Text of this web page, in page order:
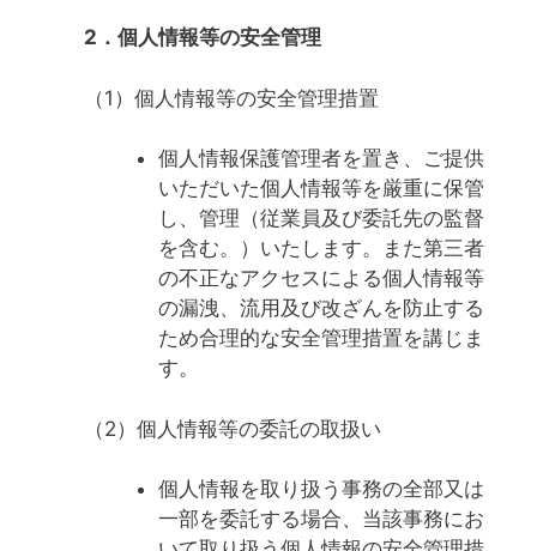
2．個人情報等の安全管理
（1）個人情報等の安全管理措置
個人情報保護管理者を置き、ご提供
いただいた個人情報等を厳重に保管
し、管理（従業員及び委託先の監督
を含む。）いたします。また第三者
の不正なアクセスによる個人情報等
の漏洩、流用及び改ざんを防止する
ため合理的な安全管理措置を講じま
す。
（2）個人情報等の委託の取扱い
個人情報を取り扱う事務の全部又は
一部を委託する場合、当該事務にお